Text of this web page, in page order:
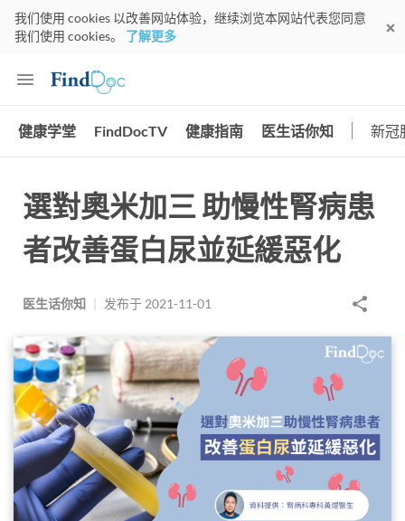
我们使用 cookies 以改善网站体验，继续浏览本网站代表您同意
我们使用 cookies。 了解更多
健康学堂 FindDocTV 健康指南 医生话你知 新冠
選對奧米加三 助慢性腎病患
者改善蛋白尿並延緩惡化
医生话你知 | 发布于 2021-11-01